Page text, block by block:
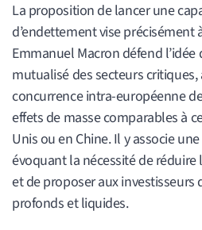
La proposition de lancer une
d’endettement vise précisément
Emmanuel Macron défend l’idée
mutualisé des secteurs critiques,
concurrence intra-européenne
effets de masse comparables à
Unis ou en Chine. Il y associe
évoquant la nécessité de
et de proposer aux investisseurs
profonds et liquides.